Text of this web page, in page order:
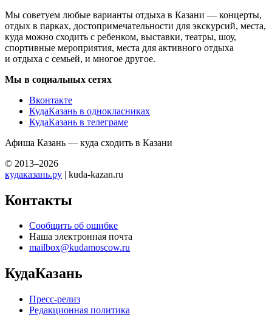
Мы советуем любые варианты отдыха в Казани — концерты,
отдых в парках, достопримечательности для экскурсий, места,
куда можно сходить с ребенком, выставки, театры, шоу,
спортивные мероприятия, места для активного отдыха
и отдыха с семьей, и многое другое.
Мы в социальных сетях
Вконтакте
КудаКазань в однокласниках
КудаКазань в телеграме
Афиша Казань — куда сходить в Казани
© 2013–2026
кудаказань.ру | kuda-kazan.ru
Контакты
Сообщить об ошибке
Наша электронная почта
mailbox@kudamoscow.ru
КудаКазань
Пресс-релиз
Редакционная политика